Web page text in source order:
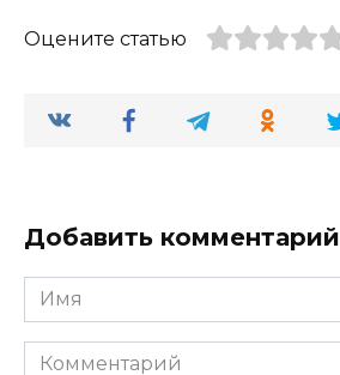
Оцените статью
Добавить комментарий
Имя
Комментарий